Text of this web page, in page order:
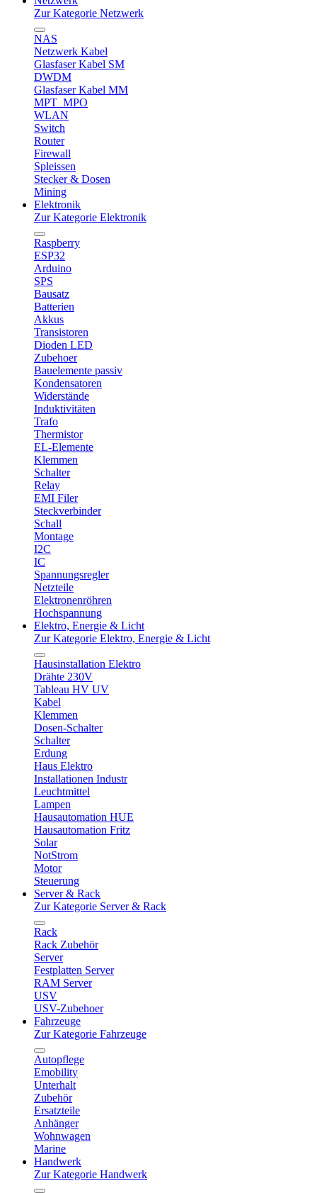
Zur Kategorie Netzwerk
NAS
Netzwerk Kabel
Glasfaser Kabel SM
DWDM
Glasfaser Kabel MM
MPT_MPO
WLAN
Switch
Router
Firewall
Spleissen
Stecker & Dosen
Mining
Elektronik
Zur Kategorie Elektronik
Raspberry
ESP32
Arduino
SPS
Bausatz
Batterien
Akkus
Transistoren
Dioden LED
Zubehoer
Bauelemente passiv
Kondensatoren
Widerstände
Induktivitäten
Trafo
Thermistor
EL-Elemente
Klemmen
Schalter
Relay
EMI Filer
Steckverbinder
Schall
Montage
I2C
IC
Spannungsregler
Netzteile
Elektronenröhren
Hochspannung
Elektro, Energie & Licht
Zur Kategorie Elektro, Energie & Licht
Hausinstallation Elektro
Drähte 230V
Tableau HV UV
Kabel
Klemmen
Dosen-Schalter
Schalter
Erdung
Haus Elektro
Installationen Industr
Leuchtmittel
Lampen
Hausautomation HUE
Hausautomation Fritz
Solar
NotStrom
Motor
Steuerung
Server & Rack
Zur Kategorie Server & Rack
Rack
Rack Zubehör
Server
Festplatten Server
RAM Server
USV
USV-Zubehoer
Fahrzeuge
Zur Kategorie Fahrzeuge
Autopflege
Emobility
Unterhalt
Zubehör
Ersatzteile
Anhänger
Wohnwagen
Marine
Handwerk
Zur Kategorie Handwerk